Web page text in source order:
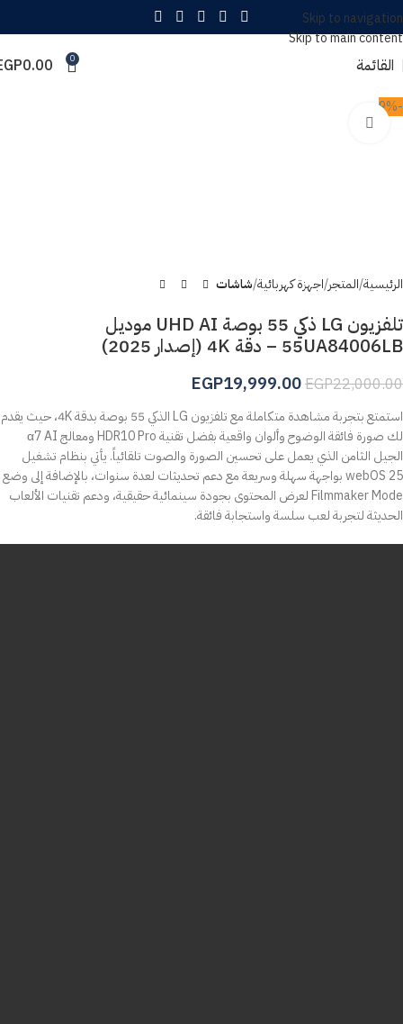
Skip to navigation
Skip to main content
القائمة 0
0.00
-9%
الرئيسية المتجر اجهزة كهربائية شاشات
تلفزيون LG ذكي 55 بوصة UHD AI موديل
55UA84006LB – دقة 4K (إصدار 2025)
EGP22,000.00
EGP19,999.00
استمتع بتجربة مشاهدة متكاملة مع تلفزيون LG الذكي 55 بوصة بدقة 4K، حيث يقدم
لك صورة فائقة الوضوح وألوان واقعية بفضل تقنية HDR10 Pro ومعالج α7 AI
الجيل الثامن الذي يعمل على تحسين الصورة والصوت تلقائياً. يأتي بنظام تشغيل
webOS 25 بواجهة سهلة وسريعة مع دعم تحديثات لعدة سنوات، بالإضافة إلى وضع
Filmmaker Mode لعرض المحتوى بجودة سينمائية حقيقية، ودعم تقنيات الألعاب
الحديثة لتجربة لعب سلسة واستجابة فائقة.